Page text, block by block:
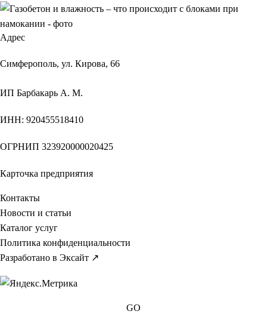
Адрес
Симферополь, ул. Кирова, 66
ИП Барбакарь А. М.
ИНН: 920455518410
ОГРНИП 323920000020425
Карточка предприятия
Контакты
Новости и статьи
Каталог услуг
Политика конфиденциальности
Разработано в Эксайт ↗
GO